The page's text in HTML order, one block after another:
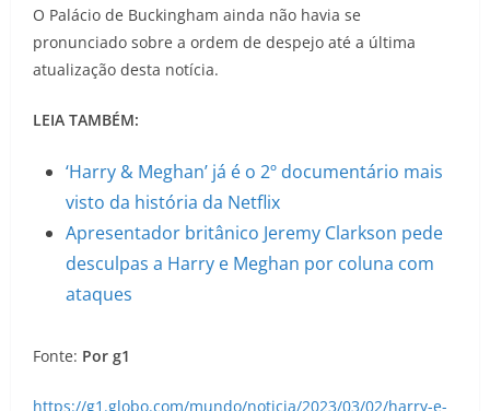
O Palácio de Buckingham ainda não havia se
pronunciado sobre a ordem de despejo até a última
atualização desta notícia.
LEIA TAMBÉM:
‘Harry & Meghan’ já é o 2º documentário mais
visto da história da Netflix
Apresentador britânico Jeremy Clarkson pede
desculpas a Harry e Meghan por coluna com
ataques
Fonte: Por g1
https://g1.globo.com/mundo/noticia/2023/03/02/harry-e-